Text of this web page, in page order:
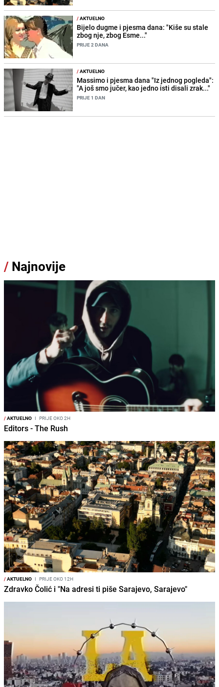
/AKTUELNO
Bijelo dugme i pjesma dana: "Kiše su stale
zbog nje, zbog Esme..."
PRIJE 2 DANA
/AKTUELNO
Massimo i pjesma dana "Iz jednog pogleda":
"A još smo jučer, kao jedno isti disali zrak..."
PRIJE 1 DAN
/ Najnovije
/AKTUELNO I PRIJE OKO 2H
Editors - The Rush
/AKTUELNO I PRIJE OKO 12H
Zdravko Čolić i "Na adresi ti piše Sarajevo, Sarajevo"